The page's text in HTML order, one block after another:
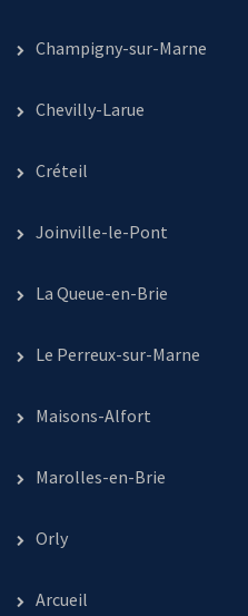
Champigny-sur-Marne
Chevilly-Larue
Créteil
Joinville-le-Pont
La Queue-en-Brie
Le Perreux-sur-Marne
Maisons-Alfort
Marolles-en-Brie
Orly
Arcueil